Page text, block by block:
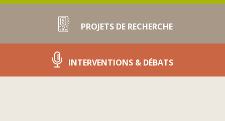
PROJETS DE RECHERCHE
INTERVENTIONS & DÉBATS